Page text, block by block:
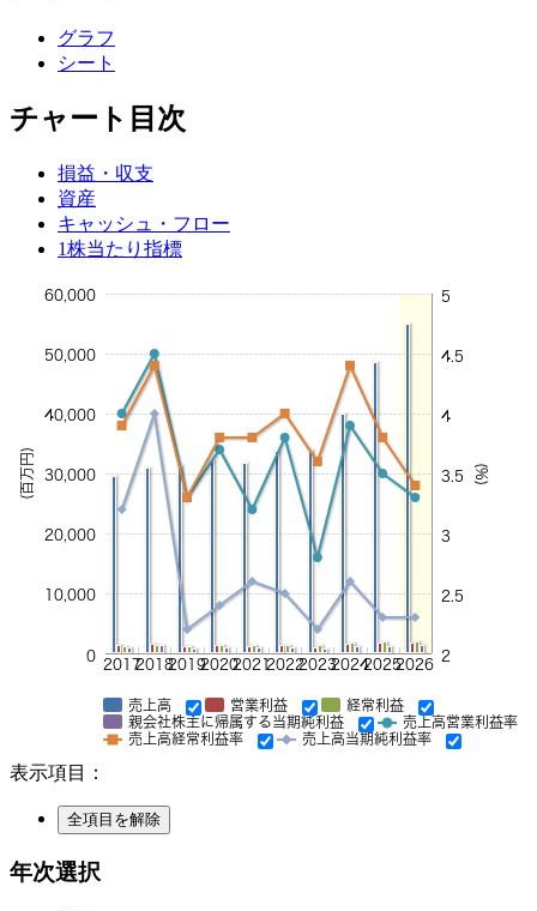
グラフ
シート
チャート目次
損益・収支
資産
キャッシュ・フロー
1株当たり指標
売上高 営業利益
経常利益
親会社株主に帰属する当期純利益
売上高営業利益率
売上高経常利益率
売上高当期純利益率
2017201820192020202120222023202420252026
0
10,000
20,000
30,000
40,000
50,000
60,000
(百万円)
2
2.5
3
3.5
4
4.5
5
(%)
表示項目：
年次選択